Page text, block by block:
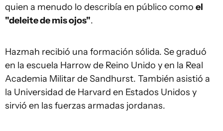
quien a menudo lo describía en público como el
"deleite de mis ojos".
Hazmah recibió una formación sólida. Se graduó
en la escuela Harrow de Reino Unido y en la Real
Academia Militar de Sandhurst. También asistió a
la Universidad de Harvard en Estados Unidos y
sirvió en las fuerzas armadas jordanas.